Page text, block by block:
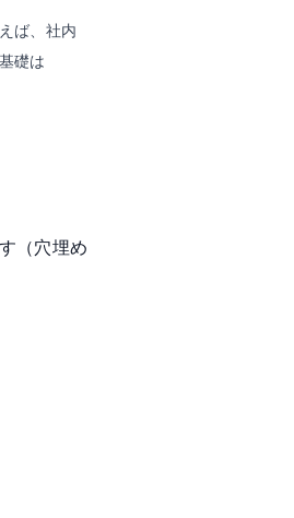
ば、社内
礎は
（穴埋め